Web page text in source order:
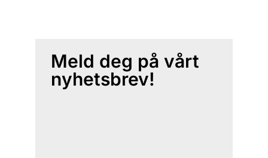
Meld deg på vårt
nyhetsbrev!